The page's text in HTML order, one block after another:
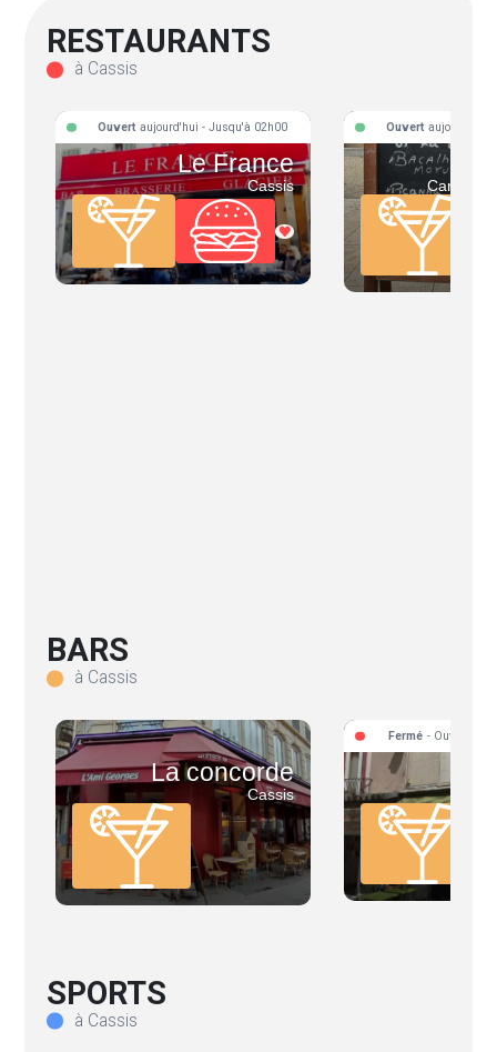
RESTAURANTS
à Cassis
Le France
Cassis
Ouvert aujourd'hui - Jusqu'à 02h00
Carnoux-
Ouvert aujourd'hui
BARS
à Cassis
La concorde
Cassis
Fermé - Ouvre
SPORTS
à Cassis